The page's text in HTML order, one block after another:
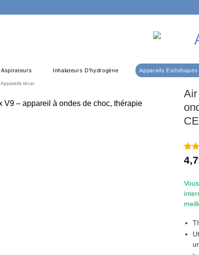
Aspirateurs Inhalateurs D’hydrogène Appareils Esthétiques
Appareils técar
5
7
client